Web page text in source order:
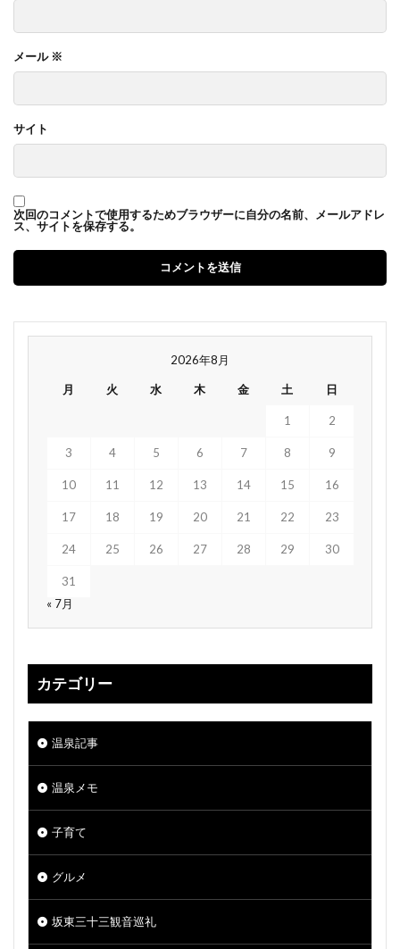
メール ※
サイト
次回のコメントで使用するためブラウザーに自分の名前、メールアドレ
ス、サイトを保存する。
2026年8月
月 火 水 木 金 土 日
1 2
3 4 5 6 7 8 9
10 11 12 13 14 15 16
17 18 19 20 21 22 23
24 25 26 27 28 29 30
31
« 7月
カテゴリー
温泉記事
温泉メモ
子育て
グルメ
坂東三十三観音巡礼